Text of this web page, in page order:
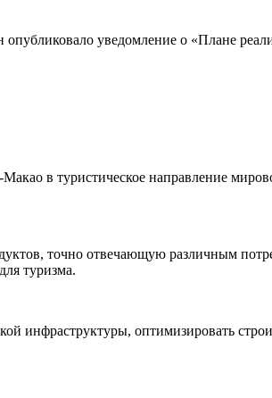
уведомление о «Плане
в туристическое направление
точно отвечающую различным
туризма.
инфраструктуры, оптимизировать